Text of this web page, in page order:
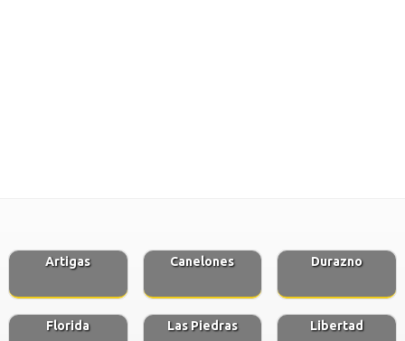
Artigas Canelones Durazno
Florida Las Piedras Libertad